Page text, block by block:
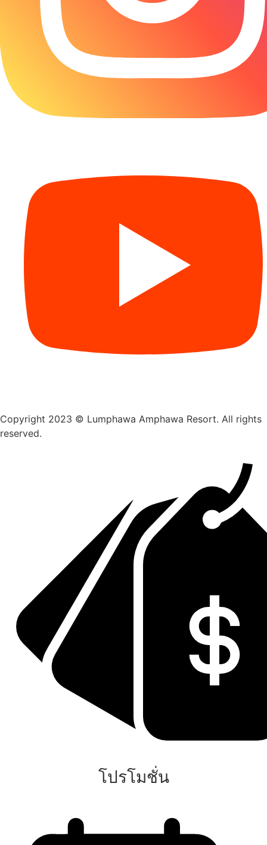
Copyright 2023 © Lumphawa Amphawa Resort. All rights
reserved.
โปรโมชั่น